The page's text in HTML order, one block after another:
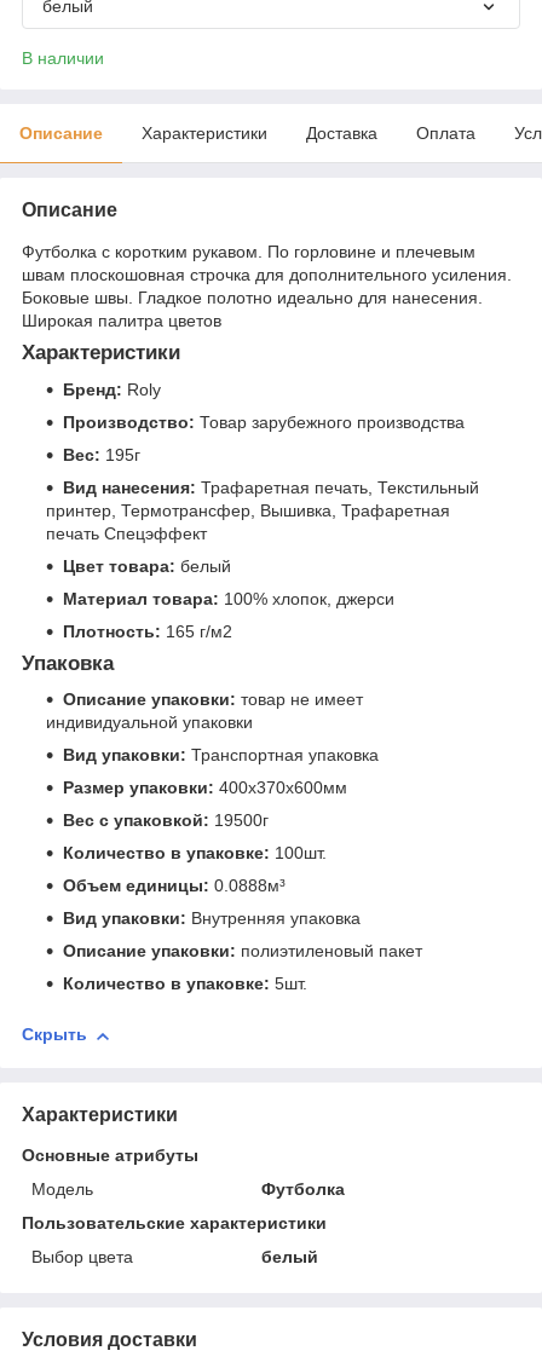
белый
В наличии
Описание Характеристики Доставка Оплата
Описание
Футболка с коротким рукавом. По горловине и плечевым
швам плоскошовная строчка для дополнительного усиления.
Боковые швы. Гладкое полотно идеально для нанесения.
Широкая палитра цветов
Характеристики
Бренд: Roly
Производство: Товар зарубежного производства
Вес: 195г
Вид нанесения: Трафаретная печать, Текстильный
принтер, Термотрансфер, Вышивка, Трафаретная
печать Спецэффект
Цвет товара: белый
Материал товара: 100% хлопок, джерси
Плотность: 165 г/м2
Упаковка
Описание упаковки: товар не имеет
индивидуальной упаковки
Вид упаковки: Транспортная упаковка
Размер упаковки: 400x370x600мм
Вес с упаковкой: 19500г
Количество в упаковке: 100шт.
Объем единицы: 0.0888м³
Вид упаковки: Внутренняя упаковка
Описание упаковки: полиэтиленовый пакет
Количество в упаковке: 5шт.
Скрыть
Характеристики
Основные атрибуты
Мoдель
Футболка
Пользовательские характеристики
Выбор цвета
белый
Условия доставки